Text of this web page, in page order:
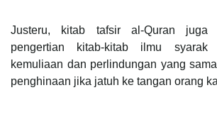
Justeru, kitab tafsir al-Quran juga
pengertian kitab-kitab ilmu syarak
kemuliaan dan perlindungan yang
penghinaan jika jatuh ke tangan orang